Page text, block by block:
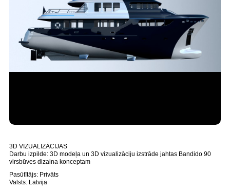
3D VIZUALIZĀCIJAS
Darbu izpilde: 3D modeļa un 3D vizualizāciju izstrāde jahtas Bandido 90
virsbūves dizaina konceptam
Pasūtītājs: Privāts
Valsts: Latvija